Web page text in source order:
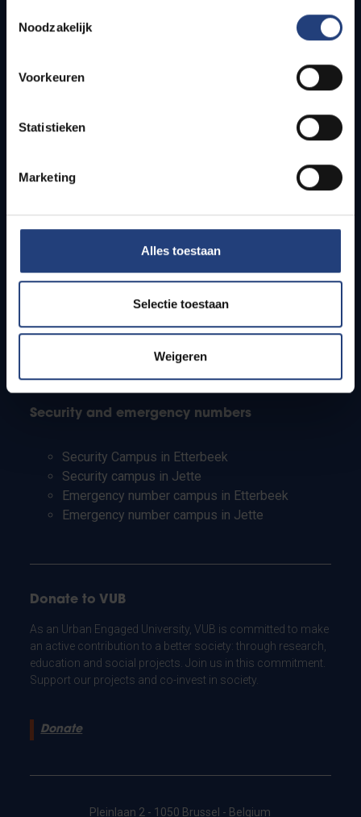
Noodzakelijk
Voorkeuren
Statistieken
Marketing
Alles toestaan
Selectie toestaan
Weigeren
Quick links
How to get to the VUB campuses
Students
PhD students
Teachers and secondary schools
Working students
Security and emergency numbers
Security Campus in Etterbeek
Security campus in Jette
Emergency number campus in Etterbeek
Emergency number campus in Jette
Donate to VUB
As an Urban Engaged University, VUB is committed to make
an active contribution to a better society: through research,
education and social projects. Join us in this commitment.
Support our projects and co-invest in society.
Donate
Pleinlaan 2 - 1050 Brussel - Belgium